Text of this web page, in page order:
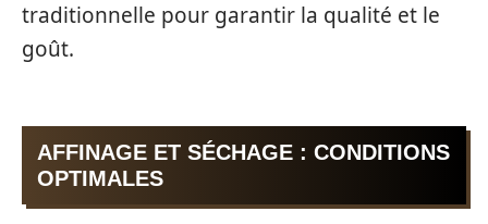
traditionnelle pour garantir la qualité et le
goût.
AFFINAGE ET SÉCHAGE : CONDITIONS
OPTIMALES